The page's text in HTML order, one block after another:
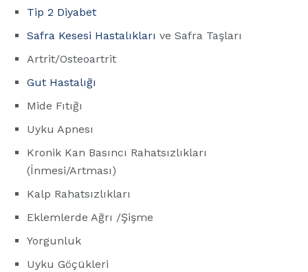
Tip 2 Diyabet
Safra Kesesi Hastalıkları ve Safra Taşları
Artrit/Osteoartrit
Gut Hastalığı
Mide Fıtığı
Uyku Apnesı
Kronik Kan Basıncı Rahatsızlıkları
(İnmesi/Artması)
Kalp Rahatsızlıkları
Eklemlerde Ağrı /Şişme
Yorgunluk
Uyku Göçükleri